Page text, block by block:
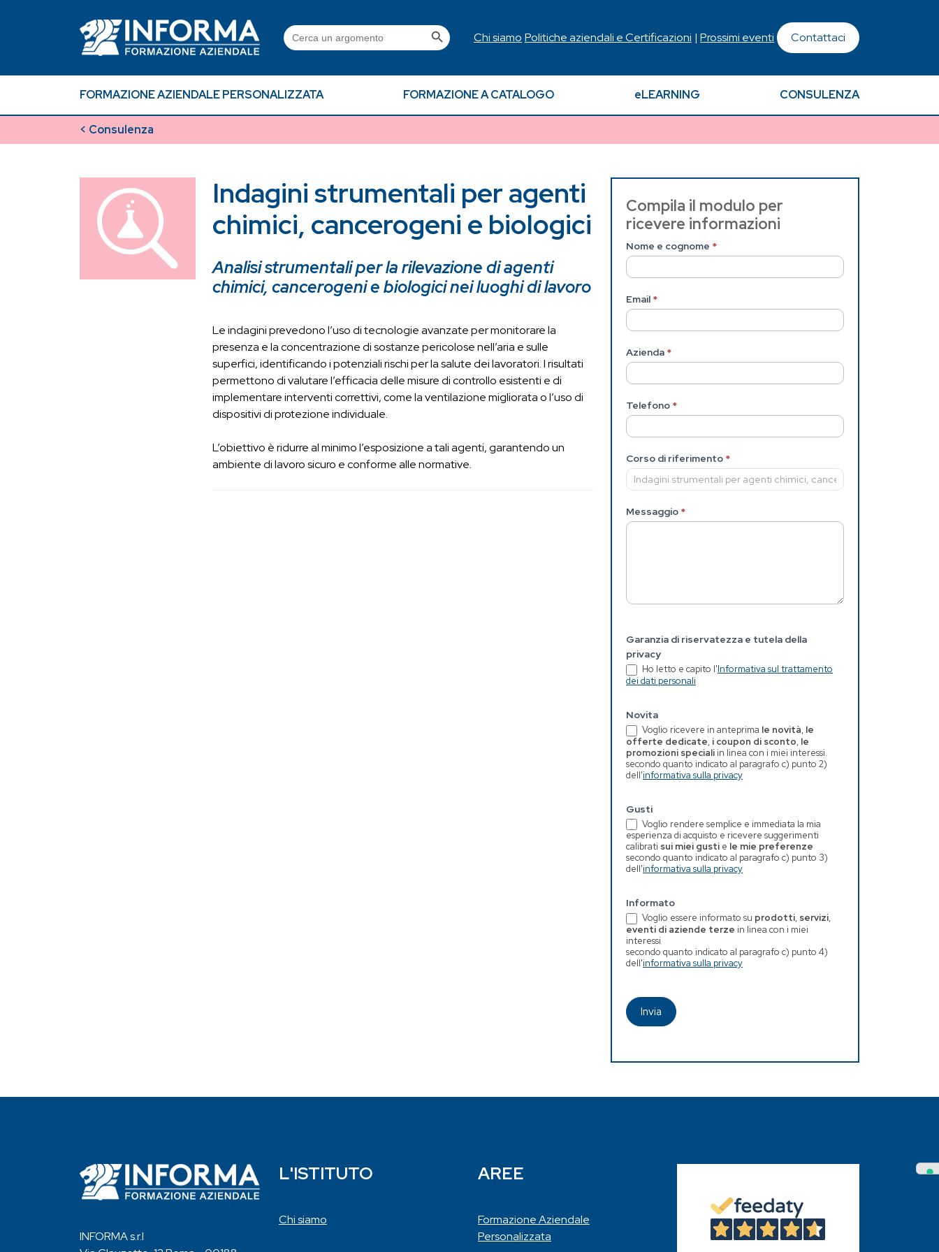
Search
for:
Search Button
Chi siamo Politiche aziendali e Certificazioni | Prossimi eventi Contattaci
FORMAZIONE AZIENDALE PERSONALIZZATA FORMAZIONE A CATALOGO eLEARNING CONSULENZA
< Consulenza
Indagini strumentali per agenti
chimici, cancerogeni e biologici
Analisi strumentali per la rilevazione di agenti
chimici, cancerogeni e biologici nei luoghi di lavoro
Le indagini prevedono l’uso di tecnologie avanzate per monitorare la
presenza e la concentrazione di sostanze pericolose nell’aria e sulle
superfici, identificando i potenziali rischi per la salute dei lavoratori. I risultati
permettono di valutare l’efficacia delle misure di controllo esistenti e di
implementare interventi correttivi, come la ventilazione migliorata o l’uso di
dispositivi di protezione individuale.
L’obiettivo è ridurre al minimo l’esposizione a tali agenti, garantendo un
ambiente di lavoro sicuro e conforme alle normative.
Contattaci
(Pagina
interna)
Compila il modulo per
ricevere informazioni
Nome e cognome *
Email *
Azienda *
Telefono *
Corso di riferimento *
Messaggio *
Garanzia di riservatezza e tutela della
privacy
Ho letto e capito l'Informativa sul trattamento
dei dati personali
Novita
Voglio ricevere in anteprima le novità, le
offerte dedicate, i coupon di sconto, le
promozioni specialiin linea con i miei interessi.
secondo quanto indicato al paragrafo c) punto 2)
dell'informativa sulla privacy
Gusti
Voglio rendere semplice e immediata la mia
esperienza di acquisto e ricevere suggerimenti
calibrati sui miei gusti e le mie preferenze
secondo quanto indicato al paragrafo c) punto 3)
dell'informativa sulla privacy
Informato
Voglio essere informato su prodotti, servizi,
eventi di aziende terze in linea con i miei
interessi
secondo quanto indicato al paragrafo c) punto 4)
dell'informativa sulla privacy
Invia
INFORMA s.r.l
L'ISTITUTO
Chi siamo
AREE
Formazione Aziendale
Personalizzata